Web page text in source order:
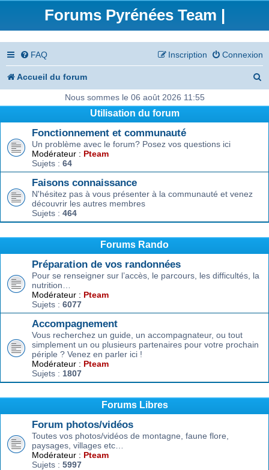
Forums Pyrénées Team |
FAQ Connexion
Inscription
Accueil du forum
e
Nous sommes le 06 août 2026 11:55
Utilisation du forum
Fonctionnement et communauté
Un problème avec le forum? Posez vos questions ici
Modérateur : Pteam
Sujets : 64
Faisons connaissance
N'hésitez pas à vous présenter à la communauté et venez
découvrir les autres membres
Sujets : 464
Forums Rando
Préparation de vos randonnées
Pour se renseigner sur l’accès, le parcours, les difficultés, la
nutrition…
Modérateur : Pteam
Sujets : 6077
Accompagnement
Vous recherchez un guide, un accompagnateur, ou tout
simplement un ou plusieurs partenaires pour votre prochain
périple ? Venez en parler ici !
Modérateur : Pteam
Sujets : 1807
Forums Libres
Forum photos/vidéos
Toutes vos photos/vidéos de montagne, faune flore,
paysages, villages etc…
Modérateur : Pteam
Sujets : 5997